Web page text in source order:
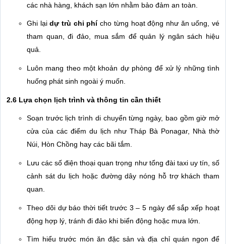
các nhà hàng, khách sạn lớn nhằm bảo đảm an toàn.
Ghi lạidự trù chi phícho từng hoạt động như ăn uống, vé
tham quan, đi đảo, mua sắm để quản lý ngân sách hiệu
quả.
Luôn mang theo một khoản dự phòng để xử lý những tình
huống phát sinh ngoài ý muốn.
2.6 Lựa chọn lịch trình và thông tin cần thiết
Soạn trước lịch trình di chuyển từng ngày, bao gồm giờ mở
cửa của các điểm du lịch như Tháp Bà Ponagar, Nhà thờ
Núi, Hòn Chồng hay các bãi tắm.
Lưu các số điện thoại quan trọng như tổng đài taxi uy tín, số
cảnh sát du lịch hoặc đường dây nóng hỗ trợ khách tham
quan.
Theo dõi dự báo thời tiết trước 3 – 5 ngày để sắp xếp hoạt
động hợp lý, tránh đi đảo khi biển động hoặc mưa lớn.
Tìm hiểu trước món ăn đặc sản và địa chỉ quán ngon để